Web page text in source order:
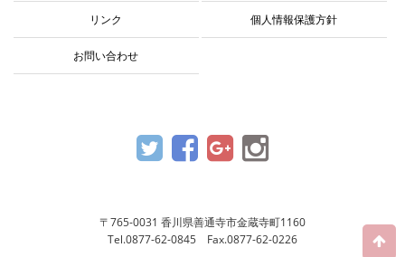
リンク 個人情報保護方針
お問い合わせ
〒765-0031 香川県善通寺市金蔵寺町1160
Tel.0877-62-0845 Fax.0877-62-0226